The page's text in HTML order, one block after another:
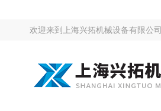
欢迎来到 上海兴拓机械设备有限公司